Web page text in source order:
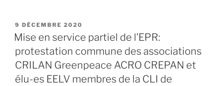
PUBLIÉ
LE
9 DÉCEMBRE 2020
Mise en service partiel de l’EPR:
protestation commune des associations
CRILAN Greenpeace ACRO CREPAN et
élu-es EELV membres de la CLI de